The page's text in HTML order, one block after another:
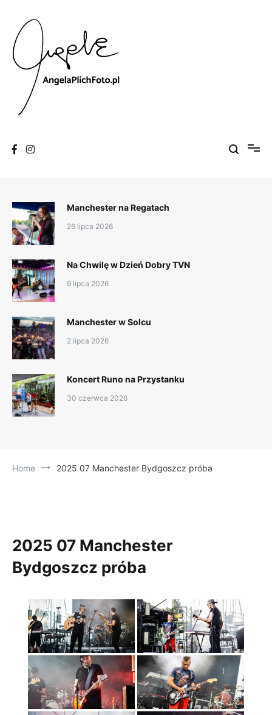
content
Manchester na Regatach
26 lipca 2026
Na Chwilę w Dzień Dobry TVN
9 lipca 2026
Manchester w Solcu
2 lipca 2026
Koncert Runo na Przystanku
30 czerwca 2026
Home 2025 07 Manchester Bydgoszcz próba
2025 07 Manchester
Bydgoszcz próba